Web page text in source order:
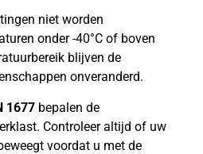
niet worden
onder -40°C of boven
blijven de
onveranderd.
1677 bepalen de
Controleer altijd of uw
voordat u met de